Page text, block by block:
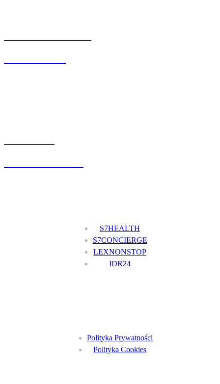
S7HEALTH
S7CONCIERGE
LEXNONSTOP
IDR24
Polityka Prywatności
Polityka Cookies